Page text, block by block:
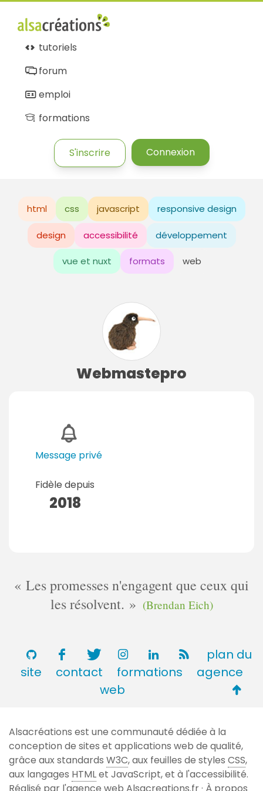
tutoriels
forum
emploi
formations
S'inscrire Connexion
html css javascript responsive design
design accessibilité développement
vue et nuxt formats web
Webmastepro
Message privé
Fidèle depuis
2018
Les promesses n'engagent que ceux qui
les résolvent.
(Brendan Eich)
plan du
site
contact formations
agence
web
de
page
Alsacréations est une communauté dédiée à la
conception de sites et applications web de qualité,
grâce aux standards W3C, aux feuilles de styles CSS,
aux langages HTMLet JavaScript, et à l'accessibilité.